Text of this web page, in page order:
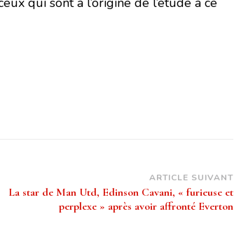
ARTICLE SUIVANT
La star de Man Utd, Edinson Cavani, « furieuse et
perplexe » après avoir affronté Everton